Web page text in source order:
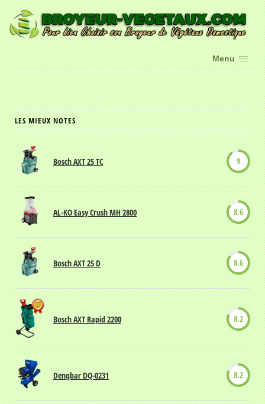
Menu
LES MIEUX NOTES
Bosch AXT 25 TC 9
AL-KO Easy Crush MH 2800 8.6
Bosch AXT 25 D 8.6
Bosch AXT Rapid 2200 8.2
Denqbar DQ-0231 8.2